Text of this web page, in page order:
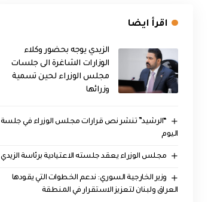
اقرأ ايضا
الزيدي يوجه بحضور وكلاء
الوزارات الشاغرة الى جلسات
مجلس الوزراء لحين تسمية
وزرائها
“الرشيد” تنشر نص قرارات مجلس الوزراء في جلسة
اليوم
مجلس الوزراء يعقد جلسته الاعتيادية برئاسة الزيدي
وزير الخارجية السوري: ندعم الخطوات التي يقودها
العراق ولبنان لتعزيز الاستقرار في المنطقة